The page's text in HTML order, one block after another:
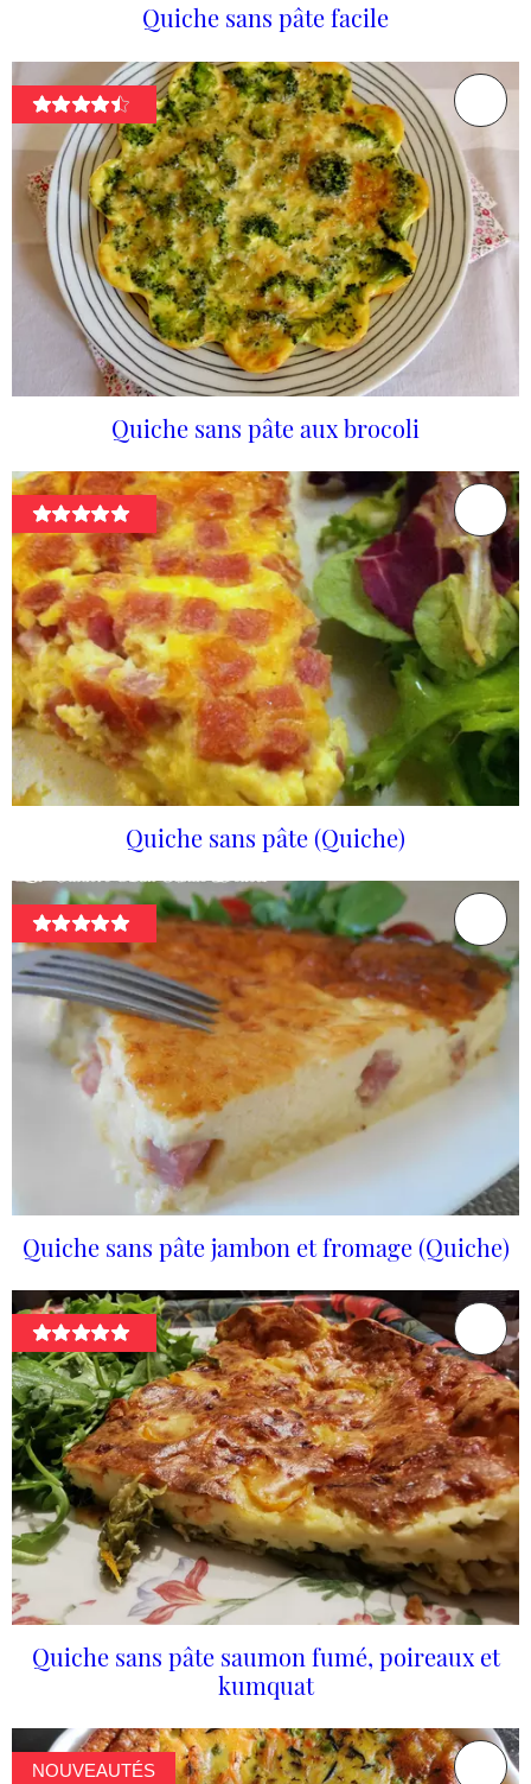
Quiche sans pâte facile
Quiche sans pâte aux brocoli
Quiche sans pâte (Quiche)
Quiche sans pâte jambon et fromage (Quiche)
Quiche sans pâte saumon fumé, poireaux et
kumquat
NOUVEAUTÉS